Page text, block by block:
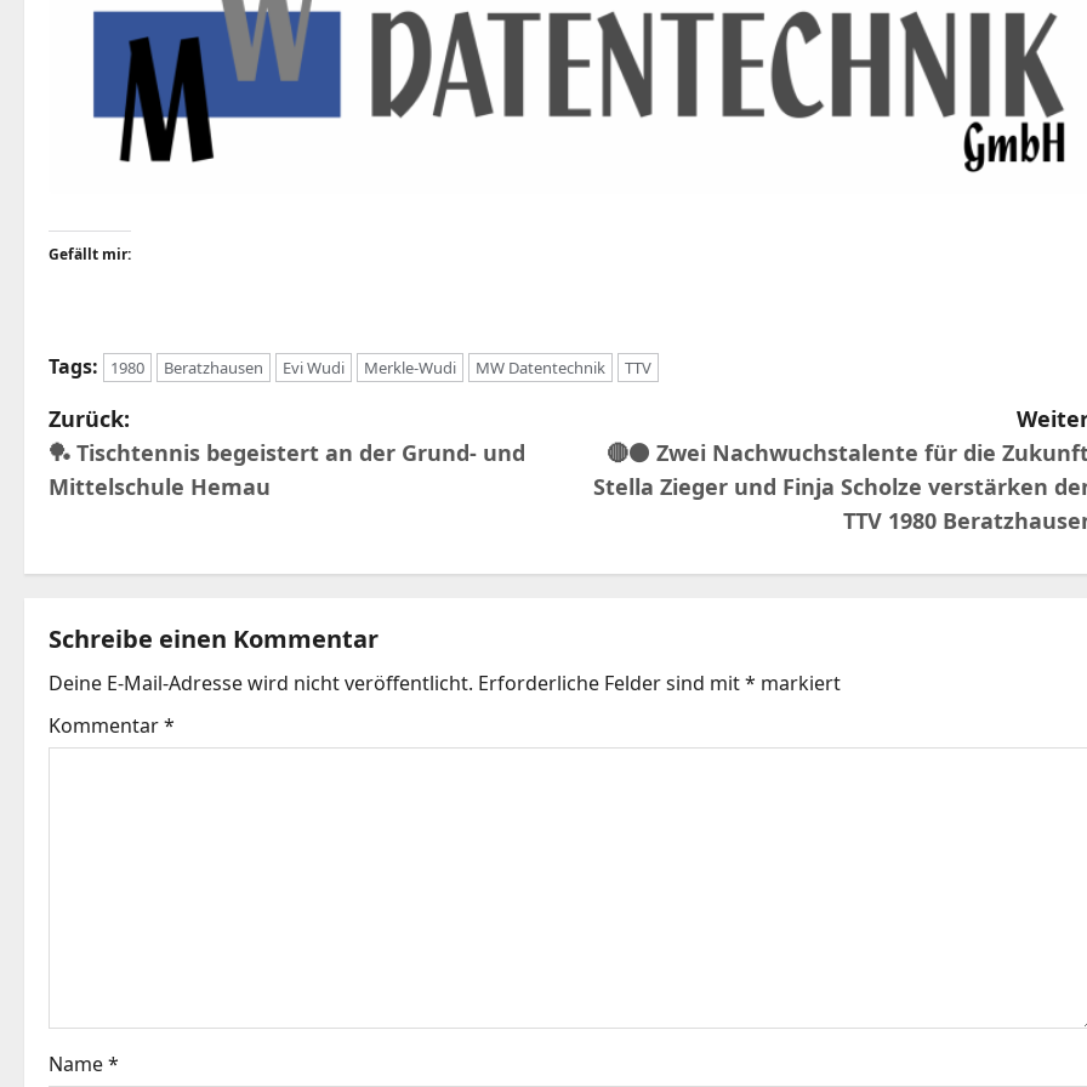
Gefällt mir:
Tags: 1980 Beratzhausen Evi Wudi Merkle-Wudi MW Datentechnik TTV
B
e
t
r
a
g
g
Zurück:
🏓 Tischtennis begeistert an der Grund- und
Mittelschule Hemau
🔴⚫️ Zwei Nachwuchstalente für die
Stella Zieger und Finja Scholze verstärken
TTV 1980
Schreibe einen Kommentar
Deine E-Mail-Adresse wird nicht veröffentlicht. Erforderliche Felder sind mit* markiert
Kommentar*
Name*